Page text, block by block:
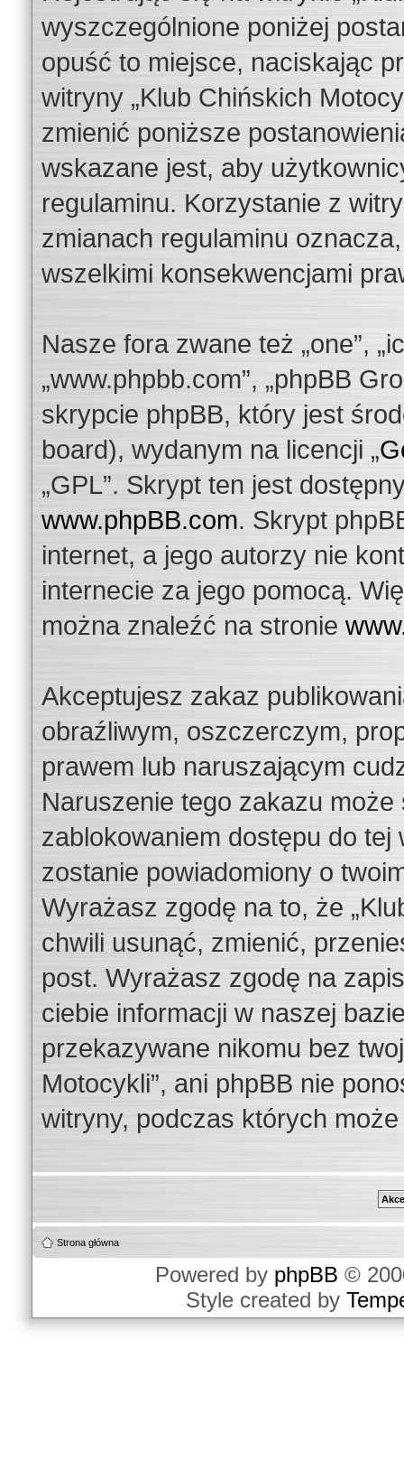
wyszczególnione poniżej
opuść to miejsce, naciskając
witryny „Klub Chińskich
zmienić poniższe
wskazane jest, aby
regulaminu. Korzystanie z
zmianach regulaminu
wszelkimi konsekwencjami
Nasze fora zwane też „one”,
„www.phpbb.com”, „phpBB
skrypcie phpBB, który jest
board), wydanym na licencji „
„GPL”. Skrypt ten jest
www.phpBB.com. Skrypt
internet, a jego autorzy nie
internecie za jego pomocą.
można znaleźć na stronie
Akceptujesz zakaz
obraźliwym, oszczerczym,
prawem lub naruszającym
Naruszenie tego zakazu
zablokowaniem dostępu do
zostanie powiadomiony o
Wyrażasz zgodę na to, że
chwili usunąć, zmienić,
post. Wyrażasz zgodę na
ciebie informacji w naszej
przekazywane nikomu bez
Motocykli”, ani phpBB nie
witryny, podczas których
Strona główna
Powered by phpBB ©
Style created by